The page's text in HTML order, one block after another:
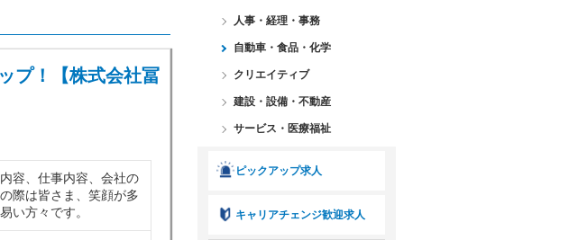
プ！【株式会社冨
容、仕事内容、会社の
際は皆さま、笑顔が多
い方々です。
人事・経理・事務
自動車・食品・化学
クリエイティブ
建設・設備・不動産
サービス・医療福祉
ピックアップ求人
キャリアチェンジ歓迎求人